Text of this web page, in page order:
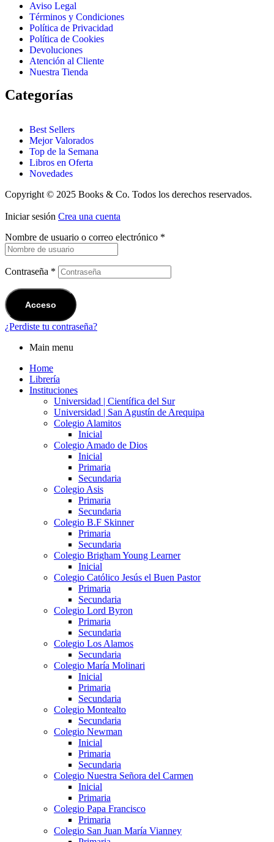
Aviso Legal
Términos y Condiciones
Política de Privacidad
Política de Cookies
Devoluciones
Atención al Cliente
Nuestra Tienda
Categorías
Best Sellers
Mejor Valorados
Top de la Semana
Libros en Oferta
Novedades
Copyright © 2025 Books & Co. Todos los derechos reservados.
Iniciar sesión Crea una cuenta
Nombre de usuario o correo electrónico *
Contraseña *
Acceso
¿Perdiste tu contraseña?
Main menu
Home
Librería
Instituciones
Universidad | Científica del Sur
Universidad | San Agustín de Arequipa
Colegio Alamitos
Inicial
Colegio Amado de Dios
Inicial
Primaria
Secundaria
Colegio Asis
Primaria
Secundaria
Colegio B.F Skinner
Primaria
Secundaria
Colegio Brigham Young Learner
Inicial
Colegio Católico Jesús el Buen Pastor
Primaria
Secundaria
Colegio Lord Byron
Primaria
Secundaria
Colegio Los Alamos
Secundaria
Colegio María Molinari
Inicial
Primaria
Secundaria
Colegio Montealto
Secundaria
Colegio Newman
Inicial
Primaria
Secundaria
Colegio Nuestra Señora del Carmen
Inicial
Primaria
Colegio Papa Francisco
Primaria
Colegio San Juan María Vianney